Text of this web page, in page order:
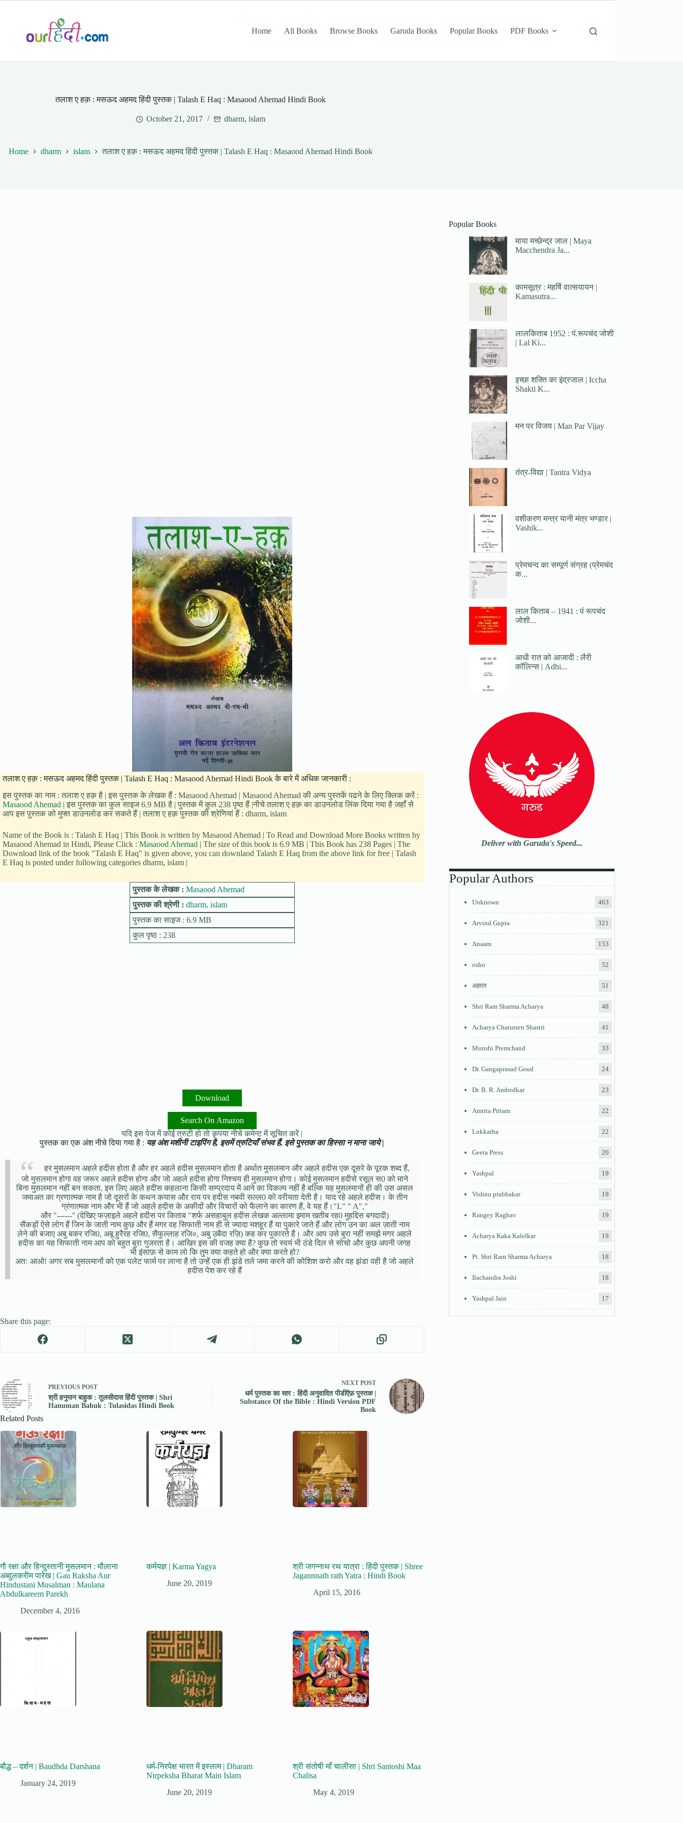
Home
All Books Browse Books Garuda Books Popular Books PDF Books
तलाश ए हक़ : मसऊद अहमद हिंदी पुस्तक | Talash E Haq : Masaood Ahemad Hindi Book
October 21, 2017 dharm, islam
Home dharm islam तलाश ए हक़ : मसऊद अहमद हिंदी पुस्तक | Talash E Haq : Masaood Ahemad Hindi Book
तलाश ए हक़ : मसऊद अहमद हिंदी पुस्तक | Talash E Haq : Masaood Ahemad Hindi Book के बारे में अधिक जानकारी :
इस पुस्तक का नाम : तलाश ए हक़ है | इस पुस्तक के लेखक हैं : Masaood Ahemad | Masaood Ahemad की अन्य पुस्तकें पढने के लिए क्लिक करें :
Masaood Ahemad | इस पुस्तक का कुल साइज 6.9 MB है | पुस्तक में कुल 238 पृष्ठ हैं |नीचे तलाश ए हक़ का डाउनलोड लिंक दिया गया है जहाँ से
आप इस पुस्तक को मुफ्त डाउनलोड कर सकते हैं | तलाश ए हक़ पुस्तक की श्रेणियां हैं : dharm, islam
Name of the Book is : Talash E Haq | This Book is written by Masaood Ahemad | To Read and Download More Books written by
Masaood Ahemad in Hindi, Please Click : Masaood Ahemad | The size of this book is 6.9 MB | This Book has 238 Pages | The
Download link of the book "Talash E Haq" is given above, you can downlaod Talash E Haq from the above link for free | Talash
E Haq is posted under following categories dharm, islam |
पुस्तक के लेखक : Masaood Ahemad
पुस्तक की श्रेणी : dharm, islam
पुस्तक का साइज : 6.9 MB
कुल पृष्ठ : 238
Download
Search On Amazon
यदि इस पेज में कोई त्रुटी हो तो कृपया नीचे कमेन्ट में सूचित करें |
पुस्तक का एक अंश नीचे दिया गया है : यह अंश मशीनी टाइपिंग है, इसमें त्रुटियाँ संभव हैं, इसे पुस्तक का हिस्सा न माना जाये |
हर मुसलमान अहले हदीस होता है और हर अहले हदीस मुसलमान होता है अर्थात मुसलमान और अहले हदीस एक दूसरे के पूरक शब्द हैं,
जो मुसलमान होगा वह जरूर अहले हदीस होगा और जो अहले हदीस होगा निश्चय ही मुसलमान होगा। कोई मुसलमान हदीसे रसूल स0 को माने
बिना मुसलमान नहीं बन सकता, इस लिए अहले हदीस कहलाना किसी सम्प्रदाय में आने का विकल्प नहीं है बल्कि यह मुसलमानों ही की उस असल
जमाअत का ग्रणात्मक नाम है जो दूसरों के कथन कयास और राय पर हदीस नबवी सल्ल0 को वरीयता देती है। याद रहे अहले हदीस। के तीन
ग्रंणात्मक नाम और भी हैं जो अहले हदीस के अकीदों और विचारों को फैलाने का कारण हैं, वे यह हैं।"L" " A","
और "------'' (देखिए फज़ाइले अहले हदीस पर किताब "शर्फ असहाबुल हदीस लेखक अल्लामा इमाम खतीब रह0 मुहद्दिस बगदादी)
सैंकड़ों ऐसे लोग हैं जिन के जाती नाम कुछ और हैं मगर वह सिफाती नाम ही से ज्यादा मशहूर हैं या पुकारे जाते हैं और लोग उन का अल ज़ाती नाम
लेने की बजाए अबु बकर रजि0, अबू हुरैरह रजि0, सैफुल्लाह रजि०, अबु उबैदा रज़ि) कह कर पुकारते है। और आप उसे बुरा नहीं समझे मगर अहले
हदीस का यह सिफाती नाम आप को बहुत बुरा गुजरता है। आखिर इस की वजह क्या है? कुछ तो स्वयं भी ठंडे दिल से सोचो और कुछ अपनी जगह
भी इंसाफ़ से काम लो कि तुम क्या कहते हो और क्या करते हो?
अतः आओ! अगर सब मुसलमानों को एक पलेट फार्म पर लाना है तो उन्हें एक ही झंडे तले जमा करने की कोशिश करो और वह झंडा वही है जो अहले
हदीस पेश कर रहे हैं
Share this page:
PREVIOUS POST
श्री हनुमान बाहुक : तुलसीदास हिंदी पुस्तक | Shri
Hanuman Bahuk : Tulasidas Hindi Book
NEXT POST
धर्म पुस्तक का सार : हिंदी अनुवादित पीडीऍफ़ पुस्तक |
Substance Of the Bible : Hindi Version PDF
Book
Related Posts
गौ रक्षा और हिन्दुस्तानी मुसलमान : मौलाना
अब्दुलकरीम पारेख | Gau Raksha Aur
Hindustani Musalman : Maulana
Abdulkareem Parekh
December 4, 2016
कर्मयज्ञ | Karma Yagya
June 20, 2019
श्री जगन्नाथ रथ यात्रा : हिंदी पुस्तक | Shree
Jagannnath rath Yatra : Hindi Book
April 15, 2016
बौद्ध – दर्शन | Baudhda Darshana
January 24, 2019
धर्म-निरपेक्ष भारत में इस्लाम | Dharam
Nirpeksha Bharat Main Islam
June 20, 2019
श्री संतोषी माँ चालीसा | Shri Santoshi Maa
Chalisa
May 4, 2019
Popular Books
माया मच्छेन्द्र जाल | Maya
Macchendra Ja...
कामसूत्र : महर्षि वात्सयायन |
Kamasutra...
लालकिताब 1952 : पं.रूपचंद जोशी
| Lal Ki...
इच्छा शक्ति का इंद्रजाल | Iccha
Shakti K...
मन पर विजय | Man Par Vijay
तंत्र-विद्या | Tantra Vidya
वशीकरण मन्त्र यानी मंत्र भण्डार |
Vashik...
प्रेमचन्द का सम्पूर्ण संग्रह (प्रेमचंद
क...
लाल किताब – 1941 : पं रूपचंद
जोशी...
आधी रात को आजादी : लैरी
कॉलिन्स | Adhi...
Deliver with Garuda's Speed...
Popular Authors
Unknown 463
Arvind Gupta 321
Anaam 153
osho 52
अज्ञात 51
Shri Ram Sharma Acharya 48
Acharya Chatursen Shastri 41
Munshi Premchand 33
Dr. Gangaprasad Goud 24
Dr. B. R. Ambedkar 23
Amrita Pritam 22
Lokkatha 22
Geeta Press 20
Yashpal 19
Vishnu prabhakar 19
Rangey Raghav 19
Acharya Kaka Kalelkar 19
Pt. Shri Ram Sharma Acharya 18
Ilachandra Joshi 18
Yashpal Jain 17